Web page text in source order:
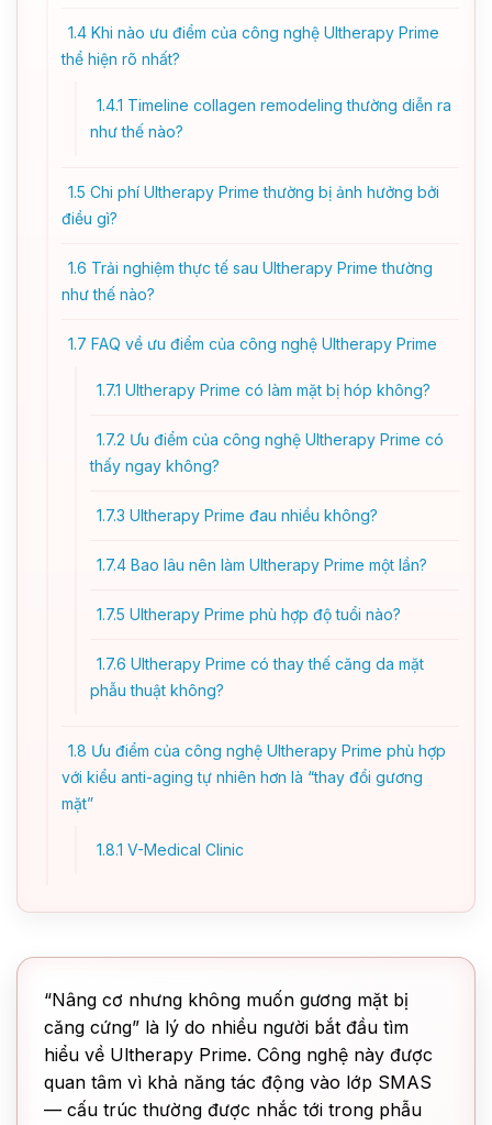
1.4 Khi nào ưu điểm của công nghệ Ultherapy Prime
thể hiện rõ nhất?
1.4.1 Timeline collagen remodeling thường diễn ra
như thế nào?
1.5 Chi phí Ultherapy Prime thường bị ảnh hưởng bởi
điều gì?
1.6 Trải nghiệm thực tế sau Ultherapy Prime thường
như thế nào?
1.7 FAQ về ưu điểm của công nghệ Ultherapy Prime
1.7.1 Ultherapy Prime có làm mặt bị hóp không?
1.7.2 Ưu điểm của công nghệ Ultherapy Prime có
thấy ngay không?
1.7.3 Ultherapy Prime đau nhiều không?
1.7.4 Bao lâu nên làm Ultherapy Prime một lần?
1.7.5 Ultherapy Prime phù hợp độ tuổi nào?
1.7.6 Ultherapy Prime có thay thế căng da mặt
phẫu thuật không?
1.8 Ưu điểm của công nghệ Ultherapy Prime phù hợp
với kiểu anti-aging tự nhiên hơn là “thay đổi gương
mặt”
1.8.1 V-Medical Clinic
“Nâng cơ nhưng không muốn gương mặt bị
căng cứng” là lý do nhiều người bắt đầu tìm
hiểu về Ultherapy Prime. Công nghệ này được
quan tâm vì khả năng tác động vào lớp SMAS
— cấu trúc thường được nhắc tới trong phẫu